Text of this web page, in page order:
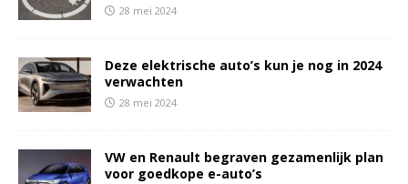
28 mei 2024
Deze elektrische auto’s kun je nog in 2024
verwachten
28 mei 2024
VW en Renault begraven gezamenlijk plan
voor goedkope e-auto’s